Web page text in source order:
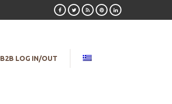
B2B LOG IN/OUT